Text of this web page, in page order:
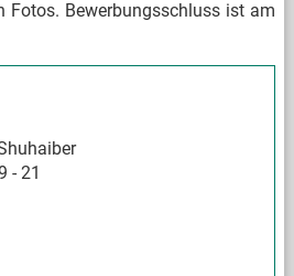
Fotos. Bewerbungsschluss ist am
- 21